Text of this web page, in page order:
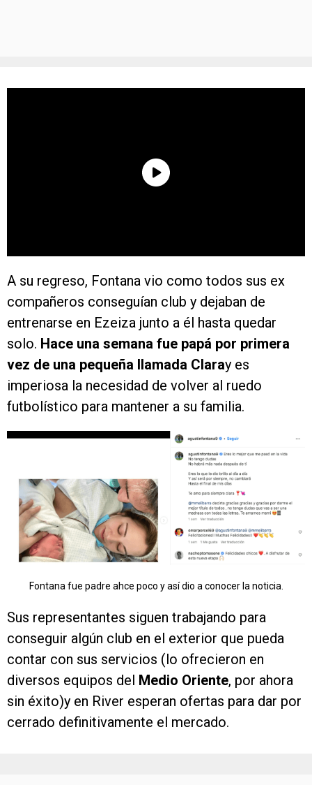
A su regreso, Fontana vio como todos sus ex
compañeros conseguían club y dejaban de
entrenarse en Ezeiza junto a él hasta quedar
solo. Hace una semana fue papá por primera
vez de una pequeña llamada Claray es
imperiosa la necesidad de volver al ruedo
futbolístico para mantener a su familia.
Fontana fue padre ahce poco y así dio a conocer la noticia.
Sus representantes siguen trabajando para
conseguir algún club en el exterior que pueda
contar con sus servicios (lo ofrecieron en
diversos equipos del Medio Oriente, por ahora
sin éxito)y en River esperan ofertas para dar por
cerrado definitivamente el mercado.